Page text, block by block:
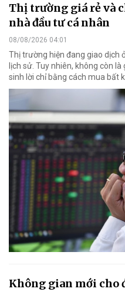
Thị trường giá rẻ và
nhà đầu tư cá nhân
08/08/2026 04:01
Thị trường hiện đang giao dịch
lịch sử. Tuy nhiên, không còn
sinh lời chỉ bằng cách mua bất
Không gian mới cho